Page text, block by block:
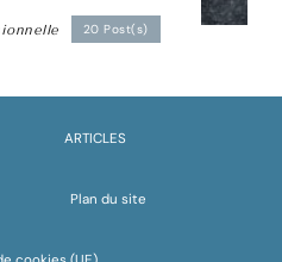
20 Post(s)
ARTICLES
Plan du site